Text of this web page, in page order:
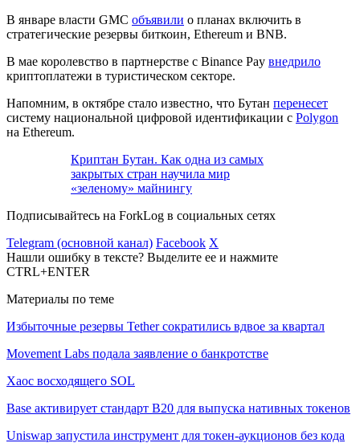
В январе власти GMC объявили о планах включить в
стратегические резервы биткоин, Ethereum и BNB.
В мае королевство в партнерстве с Binance Pay внедрило
криптоплатежи в туристическом секторе.
Напомним, в октябре стало известно, что Бутан перенесет
систему национальной цифровой идентификации с Polygon
на Ethereum.
Криптан Бутан. Как одна из самых
закрытых стран научила мир
«зеленому» майнингу
Подписывайтесь на ForkLog в социальных сетях
Telegram (основной канал) Facebook X
Нашли ошибку в тексте? Выделите ее и нажмите
CTRL+ENTER
Материалы по теме
Избыточные резервы Tether сократились вдвое за квартал
Movement Labs подала заявление о банкротстве
Хаос восходящего SOL
Base активирует стандарт B20 для выпуска нативных токенов
Uniswap запустила инструмент для токен-аукционов без кода